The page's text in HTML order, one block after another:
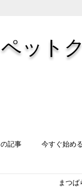
ット
記事 今すぐ始め
まつ